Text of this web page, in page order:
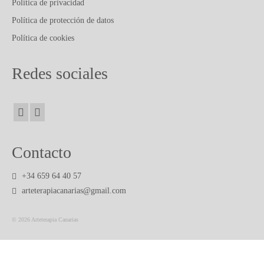
CONTACTO
Política de privacidad
Política de protección de datos
Política de cookies
Redes sociales
Contacto
+34 659 64 40 57
arteterapiacanarias@gmail.com
© 2026 Arteterapia Canarias